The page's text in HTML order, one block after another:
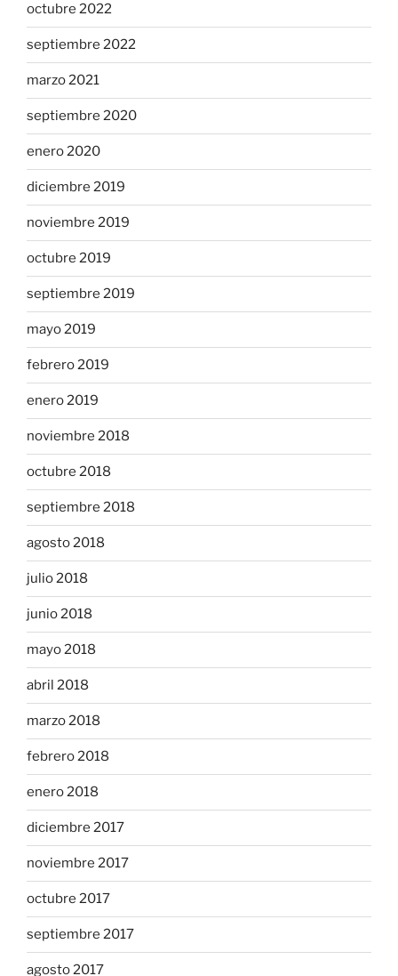
octubre 2022
septiembre 2022
marzo 2021
septiembre 2020
enero 2020
diciembre 2019
noviembre 2019
octubre 2019
septiembre 2019
mayo 2019
febrero 2019
enero 2019
noviembre 2018
octubre 2018
septiembre 2018
agosto 2018
julio 2018
junio 2018
mayo 2018
abril 2018
marzo 2018
febrero 2018
enero 2018
diciembre 2017
noviembre 2017
octubre 2017
septiembre 2017
agosto 2017